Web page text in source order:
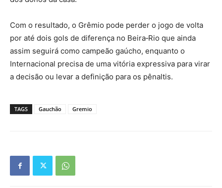
Com o resultado, o Grêmio pode perder o jogo de volta
por até dois gols de diferença no Beira‑Rio que ainda
assim seguirá como campeão gaúcho, enquanto o
Internacional precisa de uma vitória expressiva para virar
a decisão ou levar a definição para os pênaltis.
TAGS Gauchão Gremio